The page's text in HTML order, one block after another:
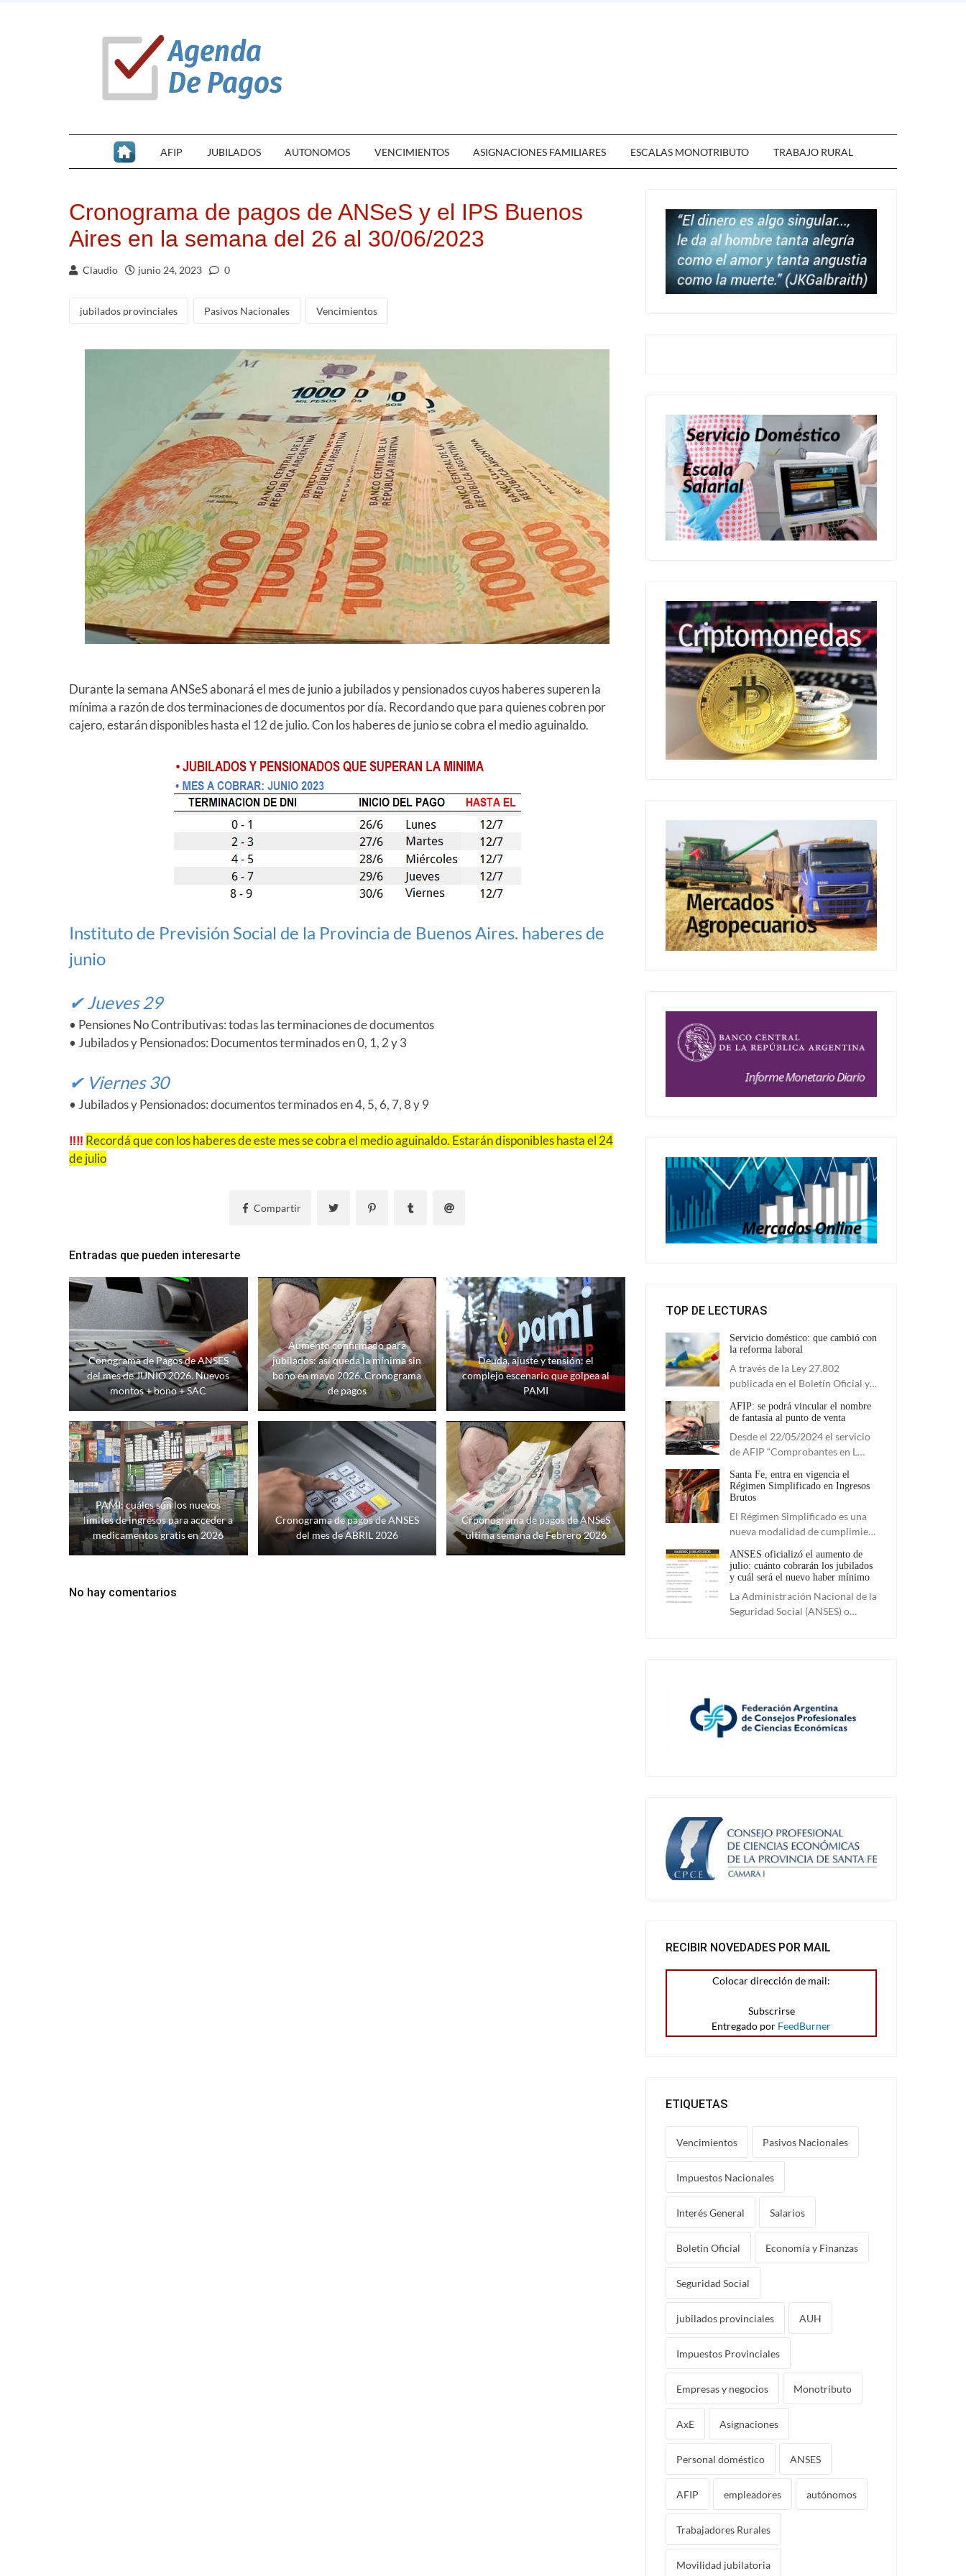
AFIP JUBILADOS AUTONOMOS VENCIMIENTOS ASIGNACIONES FAMILIARES ESCALAS MONOTRIBUTO TRABAJO RURAL
Cronograma de pagos de ANSeS y el IPS Buenos
Aires en la semana del 26 al 30/06/2023
Claudio junio 24, 2023 0
jubilados provinciales Pasivos Nacionales Vencimientos
Durante la semana ANSeS abonará el mes de junio a jubilados y pensionados cuyos haberes superen la
mínima a razón de dos terminaciones de documentos por día. Recordando que para quienes cobren por
cajero, estarán disponibles hasta el 12 de julio. Con los haberes de junio se cobra el medio aguinaldo.
Instituto de Previsión Social de la Provincia de Buenos Aires. haberes de
junio
✔ Jueves 29
• Pensiones No Contributivas: todas las terminaciones de documentos
• Jubilados y Pensionados: Documentos terminados en 0, 1, 2 y 3
✔ Viernes 30
• Jubilados y Pensionados: documentos terminados en 4, 5, 6, 7, 8 y 9
‼‼ Recordá que con los haberes de este mes se cobra el medio aguinaldo. Estarán disponibles hasta el 24
de julio
Compartir
Entradas que pueden interesarte
Conograma de Pagos de ANSES
del mes de JUNIO 2026. Nuevos
montos + bono + SAC
Aumento confirmado para
jubilados: así queda la mínima sin
bono en mayo 2026. Cronograma
de pagos
Deuda, ajuste y tensión: el
complejo escenario que golpea al
PAMI
PAMI: cuáles son los nuevos
límites de ingresos para acceder a
medicamentos gratis en 2026
Cronograma de pagos de ANSES
del mes de ABRIL 2026
Crponograma de pagos de ANSeS
ultima semana de Febrero 2026
No hay comentarios
TOP DE LECTURAS
Servicio doméstico: que cambió con
la reforma laboral
A través de la Ley 27.802
publicada en el Boletín Oficial y…
AFIP: se podrá vincular el nombre
de fantasía al punto de venta
Desde el 22/05/2024 el servicio
de AFIP “Comprobantes en L…
Santa Fe, entra en vigencia el
Régimen Simplificado en Ingresos
Brutos
El Régimen Simplificado es una
nueva modalidad de cumplimie…
ANSES oficializó el aumento de
julio: cuánto cobrarán los jubilados
y cuál será el nuevo haber mínimo
La Administración Nacional de la
Seguridad Social (ANSES) o…
RECIBIR NOVEDADES POR MAIL
Colocar dirección de mail:
Entregado por FeedBurner
ETIQUETAS
Vencimientos Pasivos Nacionales
Impuestos Nacionales
Interés General Salarios
Boletín Oficial Economía y Finanzas
Seguridad Social
jubilados provinciales AUH
Impuestos Provinciales
Empresas y negocios Monotributo
AxE Asignaciones
Personal doméstico ANSES
AFIP empleadores autónomos
Trabajadores Rurales
Movilidad jubilatoria